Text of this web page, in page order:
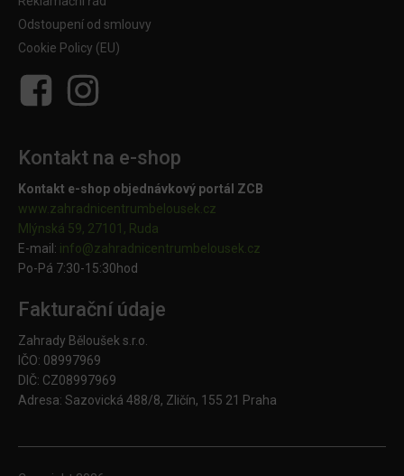
Odstoupení od smlouvy
Cookie Policy (EU)
Kontakt na e-shop
Kontakt e-shop objednávkový portál ZCB
www.zahradnicentrumbelousek.cz
Mlýnská 59, 27101, Ruda
E-mail: info@zahradnicentrumbelousek. cz
Po-Pá 7:30-15:30hod
Fakturační údaje
Zahrady Běloušek s.r.o.
IČO: 08997969
DIČ: CZ08997969
Adresa: Sazovická 488/8, Zličín, 155 21 Praha